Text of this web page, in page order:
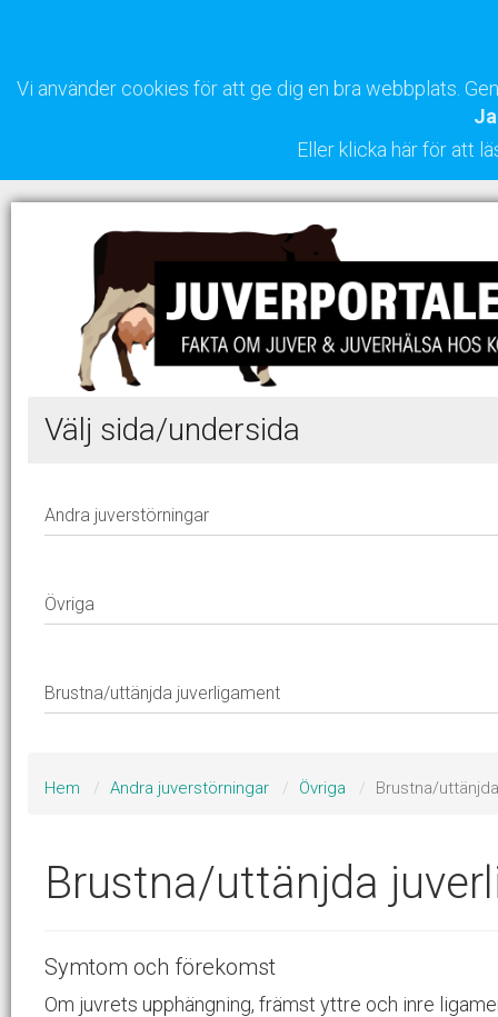
Vi använder cookies för att ge dig en bra webbplats.
Eller klicka här för att
Välj sida/undersida
Hem Andra juverstörningar Övriga Brustna/
Brustna/uttänjda
Symtom och förekomst
Om juvrets upphängning, främst yttre och inre